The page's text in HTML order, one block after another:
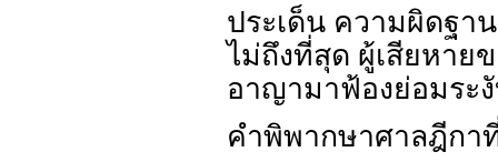
ประเด็น ความผิดฐ
ไม่ถึงที่สุด ผู้เสียหาย
อาญามาฟ้องย่อมระ
คำพิพากษาศาลฎีกา